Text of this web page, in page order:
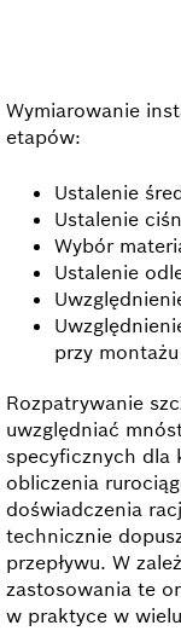
Wymiarowanie
etapów:
Ustalenie
Ustalenie
Wybór
Ustalenie
przy montażu
Rozpatrywanie
uwzględniać
specyficznych dla
obliczenia
doświadczenia
technicznie
przepływu. W
zastosowania te
w praktyce w